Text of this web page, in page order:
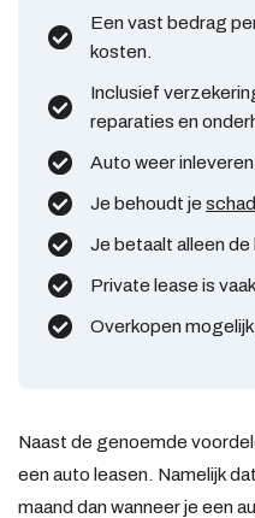
Een vast bedrag
kosten.
Inclusief
reparaties en
Auto weer
Je behoudt je
Je betaalt alleen
Private lease is
Overkopen
Naast de genoemde
een auto leasen. Namelijk
maand dan wanneer je een